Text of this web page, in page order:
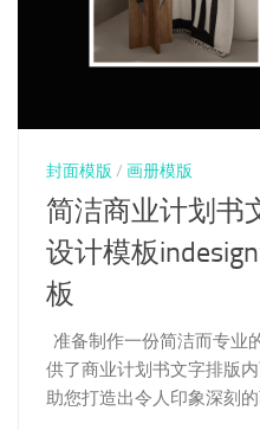
封面模版 / 画册模版
简洁商业计划书
设计模板
板
准备制作一份简洁而专业
供了商业计划书文字排版
助您打造出令人印象深刻